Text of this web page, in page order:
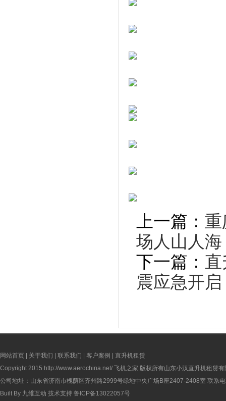
上一篇： 重
场人山人海
下一篇：
震应急开启
网站首页 关于我们 联系我们 客户案例
直升机租赁
Copyright 2015 http://www.aerochina.net/ 飞机之家 版权所有山东小汉直升机租赁有
公司地址：山东省济南市槐荫区齐州路2999号绿地中央广场B座2407-2408室 联系
Built By 九维互动 技术支持 鲁ICP备13022057号